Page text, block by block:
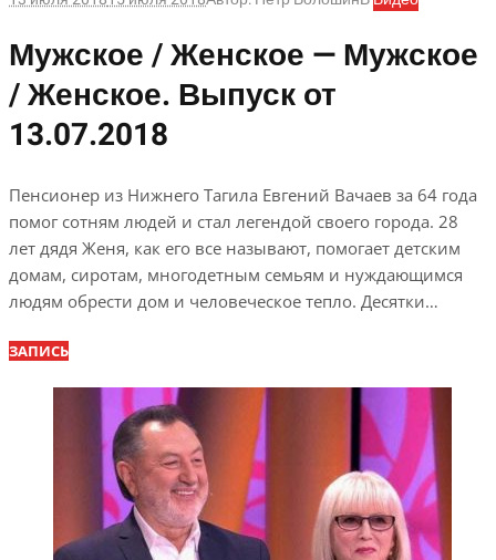
Мужское / Женское — Мужское
/ Женское. Выпуск от
13.07.2018
Пенсионер из Нижнего Тагила Евгений Вачаев за 64 года
помог сотням людей и стал легендой своего города. 28
лет дядя Женя, как его все называют, помогает детским
домам, сиротам, многодетным семьям и нуждающимся
людям обрести дом и человеческое тепло. Десятки…
ЗАПИСЬ